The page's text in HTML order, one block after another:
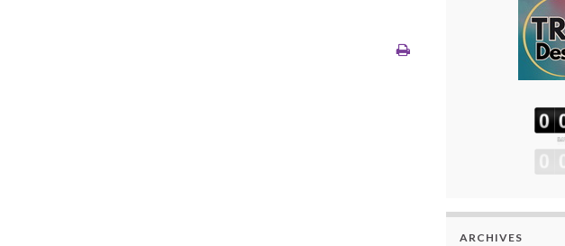
ARCHIVES